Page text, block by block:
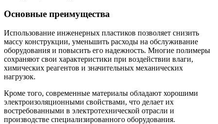
Основные преимущества
Использование инженерных пластиков позволяет снизить
массу конструкции, уменьшить расходы на обслуживание
оборудования и повысить его надежность. Многие полимеры
сохраняют свои характеристики при воздействии влаги,
химических реагентов и значительных механических
нагрузок.
Кроме того, современные материалы обладают хорошими
электроизоляционными свойствами, что делает их
востребованными в электротехнической отрасли и
производстве специализированного оборудования.